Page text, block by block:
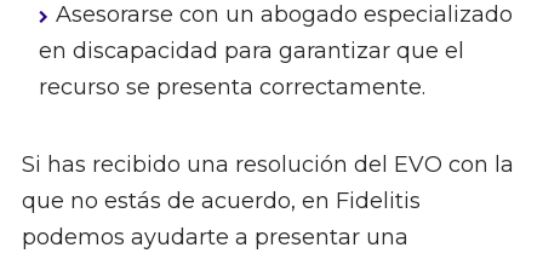
Asesorarse con un abogado especializado
en discapacidad para garantizar que el
recurso se presenta correctamente.
Si has recibido una resolución del EVO con la
que no estás de acuerdo, en Fidelitis
podemos ayudarte a presentar una